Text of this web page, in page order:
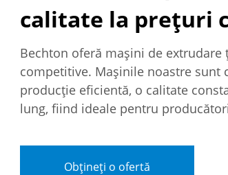
calitate la prețuri
Bechton oferă mașini de extrudare
competitive. Mașinile noastre sunt
producție eficientă, o calitate
lung, fiind ideale pentru
Obțineți o ofertă